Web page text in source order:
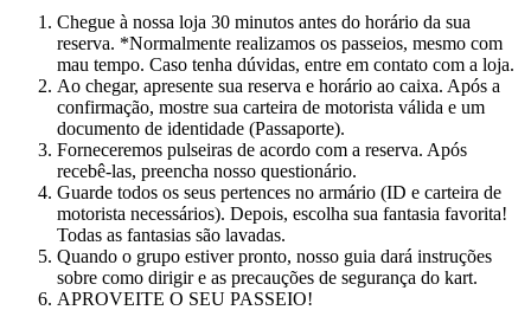
Chegue à nossa loja 30 minutos antes do horário da sua
reserva. *Normalmente realizamos os passeios, mesmo com
mau tempo. Caso tenha dúvidas, entre em contato com a loja.
Ao chegar, apresente sua reserva e horário ao caixa. Após a
confirmação, mostre sua carteira de motorista válida e um
documento de identidade (Passaporte).
Forneceremos pulseiras de acordo com a reserva. Após
recebê-las, preencha nosso questionário.
Guarde todos os seus pertences no armário (ID e carteira de
motorista necessários). Depois, escolha sua fantasia favorita!
Todas as fantasias são lavadas.
Quando o grupo estiver pronto, nosso guia dará instruções
sobre como dirigir e as precauções de segurança do kart.
APROVEITE O SEU PASSEIO!